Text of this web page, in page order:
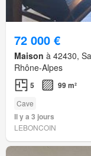
72 000 €
Maison à 42430,
Rhône-Alpes
5 99 m²
Cave
Il y a 3 jours
LEBONCOIN